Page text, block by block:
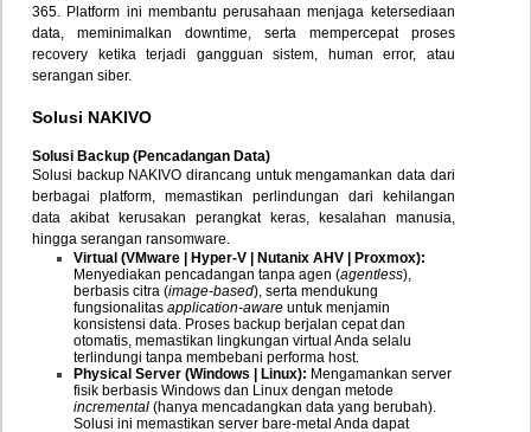
365. Platform ini membantu perusahaan menjaga ketersediaan
data, meminimalkan downtime, serta mempercepat proses
recovery ketika terjadi gangguan sistem, human error, atau
serangan siber.
Solusi NAKIVO
Solusi Backup (Pencadangan Data)
Solusi backup NAKIVO dirancang untuk mengamankan data dari
berbagai platform, memastikan perlindungan dari kehilangan
data akibat kerusakan perangkat keras, kesalahan manusia,
hingga serangan ransomware.
Virtual (VMware | Hyper-V | Nutanix AHV | Proxmox):
Menyediakan pencadangan tanpa agen (agentless),
berbasis citra (image-based), serta mendukung
fungsionalitas application-aware untuk menjamin
konsistensi data. Proses backup berjalan cepat dan
otomatis, memastikan lingkungan virtual Anda selalu
terlindungi tanpa membebani performa host.
Physical Server (Windows | Linux): Mengamankan server
fisik berbasis Windows dan Linux dengan metode
incremental (hanya mencadangkan data yang berubah).
Solusi ini memastikan server bare-metal Anda dapat